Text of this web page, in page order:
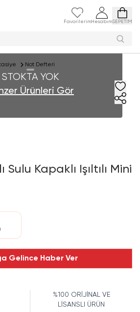
Favorilerim HesabımSEPETİM
Not Defteri
STOKTA YOK
Ürünleri Gör
Sulu Kapaklı Işıltılı Mini
Gelince Haber Ver
%100 ORİJİNAL VE
LİSANSLI ÜRÜN